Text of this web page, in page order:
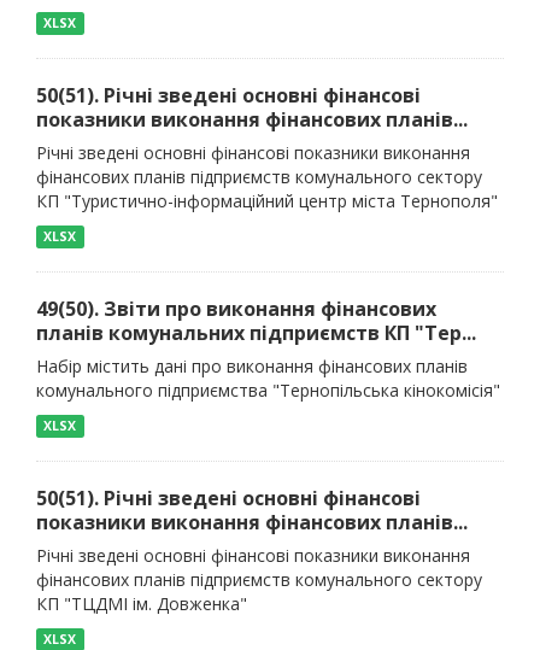
XLSX
50(51). Річні зведені основні фінансові
показники виконання фінансових планів...
Річні зведені основні фінансові показники виконання
фінансових планів підприємств комунального сектору
КП "Туристично-інформаційний центр міста Тернополя"
XLSX
49(50). Звіти про виконання фінансових
планів комунальних підприємств КП "Тер...
Набір містить дані про виконання фінансових планів
комунального підприємства "Тернопільська кінокомісія"
XLSX
50(51). Річні зведені основні фінансові
показники виконання фінансових планів...
Річні зведені основні фінансові показники виконання
фінансових планів підприємств комунального сектору
КП "ТЦДМІ ім. Довженка"
XLSX